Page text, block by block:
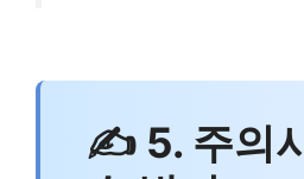
✍ 5. 주의